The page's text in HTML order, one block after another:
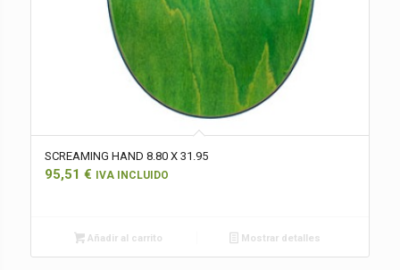
SCREAMING HAND 8.80 X 31.95
95,51 € IVA INCLUIDO
Añadir al carrito Mostrar detalles